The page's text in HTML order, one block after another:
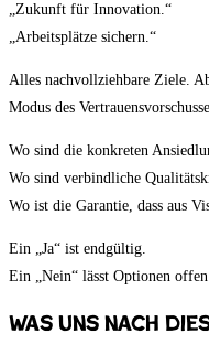
„Zukunft für Innovation.“
„Arbeitsplätze sichern.“
Alles nachvollziehbare Ziele.
Modus des
Wo sind die konkreten
Wo sind verbindliche
Wo ist die Garantie, dass aus
Ein „Ja“ ist endgültig.
Ein „Nein“ lässt Optionen
Was uns nach